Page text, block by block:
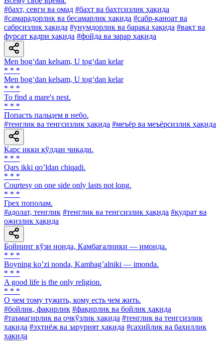
#бахт, севги ва омад #бахт ва бахтсизлик ҳақида
#самарадорлик ва бесамарлик ҳақида #сабр-қаноат ва
сабрсизлик ҳақида #унумдорлик ва барака ҳақида #вақт ва
фурсат қадри ҳақида #фойда ва зарар ҳақида
Men bog‘dan kelsam, U tog‘dan kelar
* * *
Men bog‘dan kelsam, U tog‘dan kelar
* * *
То find а mare's nest.
* * *
Попасть пальцем в небо.
#тенглик ва тенгсизлик ҳақида #меъёр ва меъёрсизлик ҳақида
Қарс икки қўлдан чиқади.
* * *
Qars ikki qoʼldan chiqadi.
* * *
Courtesy on one side only lasts not long.
* * *
Грех пополам.
#адолат, тенглик #тенглик ва тенгсизлик ҳақида #қудрат ва
ожизлик ҳақида
Бойнинг кўзи нонда, Камбағалники — имонда.
* * *
Boyning koʼzi nonda, Kambagʼalniki — imonda.
* * *
A good life is the only religion.
* * *
О чем тому тужить, кому есть чем жить.
#бойлик, фақирлик #фақирлик ва бойлик ҳақида
#таъмагирлик ва очкўзлик ҳақида #тенглик ва тенгсизлик
ҳақида #эҳтиёж ва зарурият ҳақида #сахийлик ва бахиллик
ҳақида